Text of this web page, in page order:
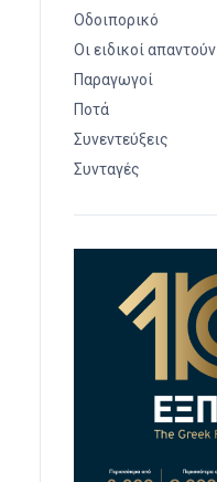
Οδοιπορικό
Οι ειδικοί απαντούν
Παραγωγοί
Ποτά
Συνεντεύξεις
Συνταγές